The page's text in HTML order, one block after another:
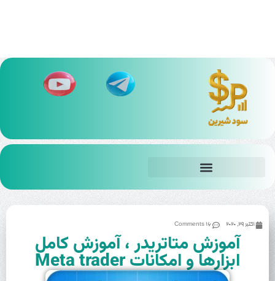
اکتبر 29, 2020 16 Comments
آموزش متاتریدر ، آموزش کامل
ابزارها و امکانات Meta trader